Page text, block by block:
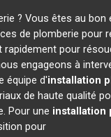
? Vous êtes au bon
de plomberie pour
pour
engageons à
équipe d'installation
de haute qualité
Pour une installation
pour